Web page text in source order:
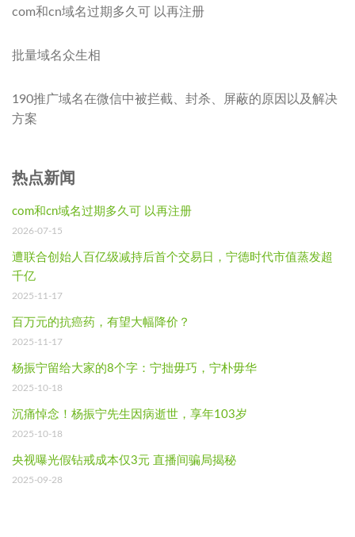
com和cn域名过期多久可 以再注册
批量域名众生相
190推广域名在微信中被拦截、封杀、屏蔽的原因以及解决
方案
热点新闻
com和cn域名过期多久可 以再注册
2026-07-15
遭联合创始人百亿级减持后首个交易日，宁德时代市值蒸发超
千亿
2025-11-17
百万元的抗癌药，有望大幅降价？
2025-11-17
杨振宁留给大家的8个字：宁拙毋巧，宁朴毋华
2025-10-18
沉痛悼念！杨振宁先生因病逝世，享年103岁
2025-10-18
央视曝光假钻戒成本仅3元 直播间骗局揭秘
2025-09-28